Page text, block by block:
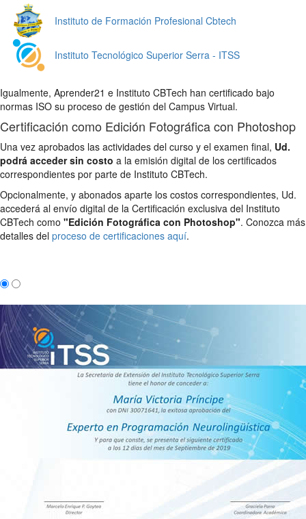
Instituto de Formación Profesional Cbtech
Instituto Tecnológico Superior Serra - ITSS
Igualmente, Aprender21 e Instituto CBTech han certificado bajo
normas ISO su proceso de gestión del Campus Virtual.
Certificación como Edición Fotográfica con Photoshop
Una vez aprobados las actividades del curso y el examen final, Ud.
podrá acceder sin costo a la emisión digital de los certificados
correspondientes por parte de Instituto CBTech.
Opcionalmente, y abonados aparte los costos correspondientes, Ud.
accederá al envío digital de la Certificación exclusiva del Instituto
CBTech como "Edición Fotográfica con Photoshop". Conozca más
detalles del proceso de certificaciones aquí.